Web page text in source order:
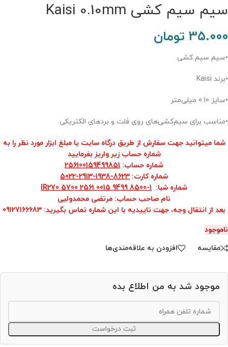
سیم سیم کشی Kaisi 0.10mm
35.000 تومان
•سیم سیم کشی
•برند Kaisi
•سایز 0.10 میلی‌متر
•مناسب برای سیم‌کشی‌های روی فلت و بردهای الکتریکی
شما میتوانید جهت سفارش از طریق درگاه سایت یا مبلغ ابزار مورد نظر را به
شماره حساب زیر واریز بفرمایید
شماره حساب:
256100159499851
شماره کارت:
8623-1938-2913-5022
شماره شبا:
IR270 5700 2561 0015 9499 8500-1
نام صاحب حساب: مرتضی محمدولیی
بعد از انتقال وجه، جهت تاییدیه با این شماره تماس بگیرید: 09127166683
ناموجود
مقایسه
افزودن به علاقه‌مندی‌ها
موجود شد به من اطلاع بده
ثبت درخواست